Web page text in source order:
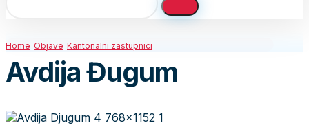
Home Objave Kantonalni zastupnici
Avdija Đugum